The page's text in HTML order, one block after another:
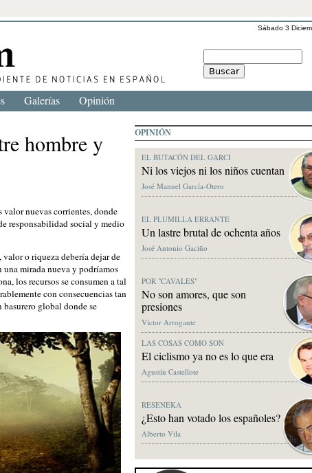
Sábado 3
hombre y
valor nuevas corrientes, donde
responsabilidad social y medio
o riqueza debería dejar de
mirada nueva y podríamos
los recursos se consumen a tal
con consecuencias tan
global donde se
Galerías Opinión
OPINIÓN
EL BUTACÓN DEL GARCI
Ni los viejos ni los niños cuentan
José Manuel García-Otero
EL PLUMILLA ERRANTE
Un lastre brutal de ochenta años
José Antonio Gaciño
POR "CAVALES"
No son amores, que son
presiones
Víctor Arrogante
LAS COSAS COMO SON
El ciclismo ya no es lo que era
Agustín Castellote
RESENEKA
¿Esto han votado los españoles?
Alberto Vila